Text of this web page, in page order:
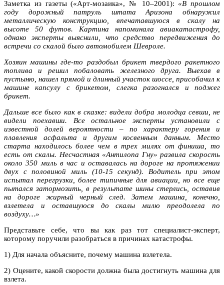
Заметка из газеты («Арт-мозаика», № 10–2001): «В прошлом
году дорожный патруль штата Аризона обнаружил
металлическую конструкцию, впечатавшуюся в скалу на
высоте 50 футов. Картина напоминала авиакатастрофу,
однако эксперты выяснили, что средство передвижения до
встречи со скалой было автомобилем Шевроле.
Хозяин машины где-то раздобыл брикет твердого ракетного
топлива и решил побаловать железного друга. Выехав в
пустыню, нашел прямой и длинный участок шоссе, присобачил к
машине капсулу с брикетом, слегка разогнался и поджег
брикет.
Дальше все было как в сказке: видели добра молодца севши, не
видели поехавши. Все остальное эксперты установили с
известной долей вероятности – по характеру горения и
плавления асфальта и другим косвенным данным. Место
старта находилось более чем в трех милях от финиша, то
есть от скалы. Несчастная «Антилопа Гну» развила скорость
около 350 миль в час и оставалась на дороге на протяжении
двух с половиной миль (10-15 секунд). Водитель при этом
испытал перегрузки, более типичные для авиации, но все еще
пытался затормозить, в результате шины стерлись, оставив
на дороге жирный черный след. Затем машина, конечно,
взлетела и оставшуюся до скалы милю преодолела по
воздуху…»
Представьте себе, что вы как раз тот специалист-эксперт,
которому поручили разобраться в причинах катастрофы.
1) Для начала объясните, почему машина взлетела.
2) Оцените, какой скорости должна была достигнуть машина для
взлета.